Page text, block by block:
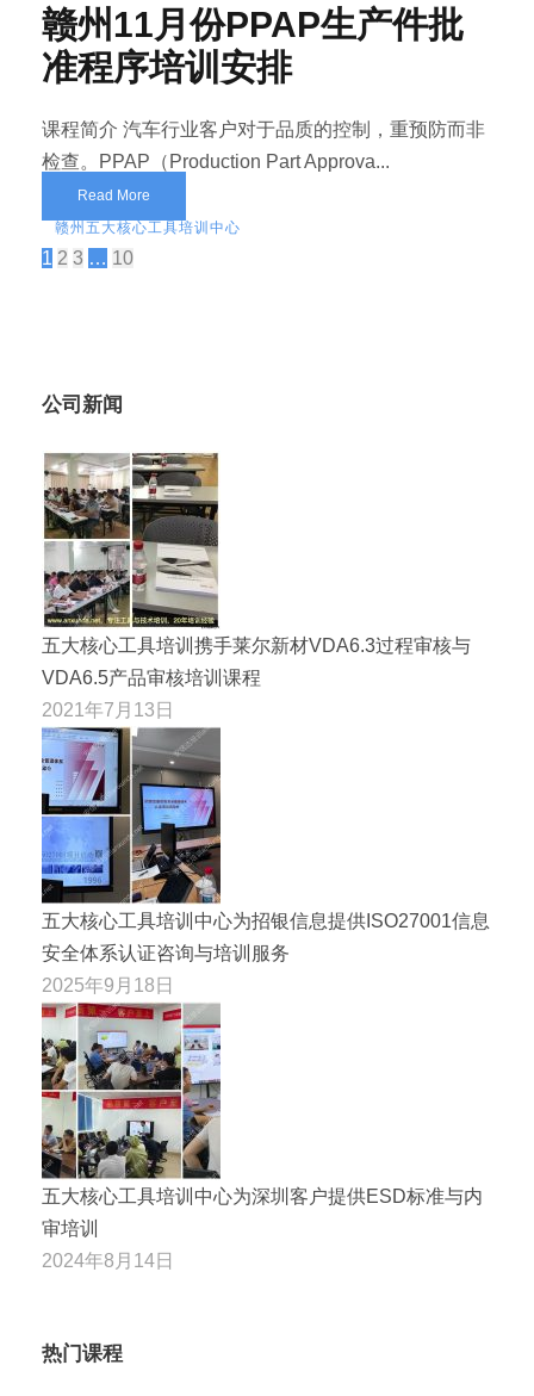
赣州11月份PPAP生产件批
准程序培训安排
课程简介 汽车行业客户对于品质的控制，重预防而非
检查。PPAP（Production Part Approva...
Read More
赣州五大核心工具培训中心
1 2 3 … 10
公司新闻
五大核心工具培训携手莱尔新材VDA6.3过程审核与
VDA6.5产品审核培训课程
2021年7月13日
五大核心工具培训中心为招银信息提供ISO27001信息
安全体系认证咨询与培训服务
2025年9月18日
五大核心工具培训中心为深圳客户提供ESD标准与内
审培训
2024年8月14日
热门课程